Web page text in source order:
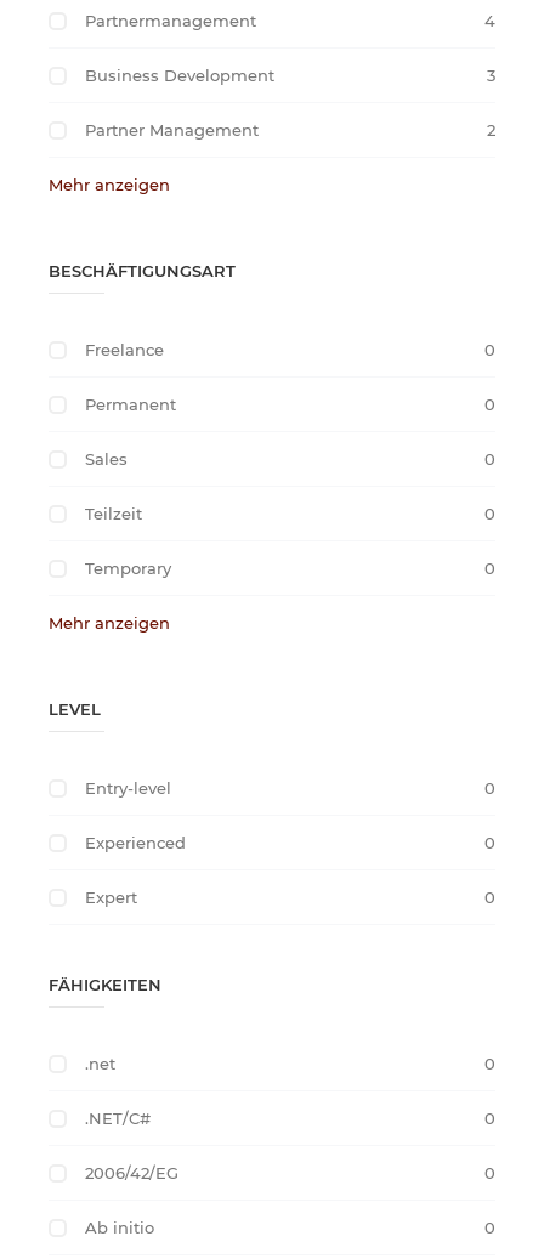
Partnermanagement 4
Business Development 3
Partner Management 2
Mehr anzeigen
BESCHÄFTIGUNGSART
Freelance 0
Permanent 0
Sales 0
Teilzeit 0
Temporary 0
Mehr anzeigen
LEVEL
Entry-level 0
Experienced 0
Expert 0
FÄHIGKEITEN
.net 0
.NET/C# 0
2006/42/EG 0
Ab initio 0